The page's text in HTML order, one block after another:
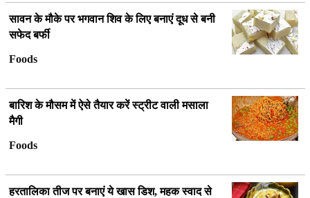
सावन के मौके पर भगवान शिव के लिए बनाएं दूध से बनी
सफेद बर्फी
Foods
बारिश के मौसम में ऐसे तैयार करें स्ट्रीट वाली मसाला
मैगी
Foods
हरतालिका तीज पर बनाएं ये खास डिश, महक स्वाद से